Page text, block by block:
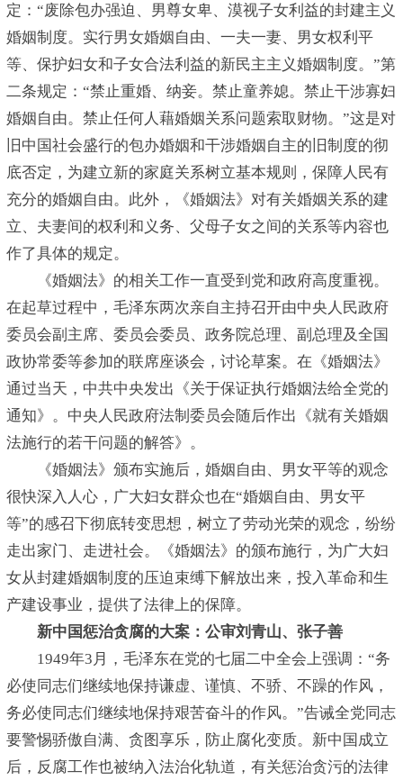
定：“废除包办强迫、男尊女卑、漠视子女利益的封建主义
婚姻制度。实行男女婚姻自由、一夫一妻、男女权利平
等、保护妇女和子女合法利益的新民主主义婚姻制度。”第
二条规定：“禁止重婚、纳妾。禁止童养媳。禁止干涉寡妇
婚姻自由。禁止任何人藉婚姻关系问题索取财物。”这是对
旧中国社会盛行的包办婚姻和干涉婚姻自主的旧制度的彻
底否定，为建立新的家庭关系树立基本规则，保障人民有
充分的婚姻自由。此外，《婚姻法》对有关婚姻关系的建
立、夫妻间的权利和义务、父母子女之间的关系等内容也
作了具体的规定。
《婚姻法》的相关工作一直受到党和政府高度重视。
在起草过程中，毛泽东两次亲自主持召开由中央人民政府
委员会副主席、委员会委员、政务院总理、副总理及全国
政协常委等参加的联席座谈会，讨论草案。在《婚姻法》
通过当天，中共中央发出《关于保证执行婚姻法给全党的
通知》。中央人民政府法制委员会随后作出《就有关婚姻
法施行的若干问题的解答》。
《婚姻法》颁布实施后，婚姻自由、男女平等的观念
很快深入人心，广大妇女群众也在“婚姻自由、男女平
等”的感召下彻底转变思想，树立了劳动光荣的观念，纷纷
走出家门、走进社会。《婚姻法》的颁布施行，为广大妇
女从封建婚姻制度的压迫束缚下解放出来，投入革命和生
产建设事业，提供了法律上的保障。
新中国惩治贪腐的大案：公审刘青山、张子善
1949年3月，毛泽东在党的七届二中全会上强调：“务
必使同志们继续地保持谦虚、谨慎、不骄、不躁的作风，
务必使同志们继续地保持艰苦奋斗的作风。”告诫全党同志
要警惕骄傲自满、贪图享乐，防止腐化变质。新中国成立
后，反腐工作也被纳入法治化轨道，有关惩治贪污的法律